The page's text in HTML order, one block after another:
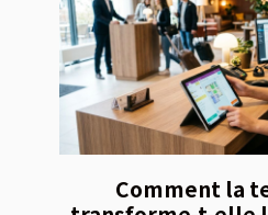
Comment la